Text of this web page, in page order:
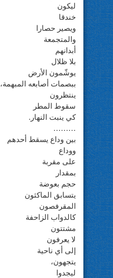
ليكون
خندقا
ويصير حصارا
والمتجمعة
أبدانهم
بلا ظلال
يوشّمون الأرض
ببصمات أصابعه المبهمة،
ينتظرون
سقوط المطر
كي ينبت النهار.
………
بين وداع يسقط أحدهم
ووداع
على مقربة
بمقدار
حجم بعوضة
يتسابق الماكثون
المقرفصون
كالدواب الزاحفة
مشتتون
لا يعرفون
إلى أي ناحية
يتجهون،
ليجدوا